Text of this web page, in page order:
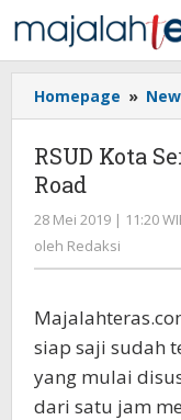
ke
konten
Homepage »
RSUD Kota
Road
28 Mei 2019 | 11:20
oleh Redaksi
siap saji sudah
yang mulai
dari satu jam